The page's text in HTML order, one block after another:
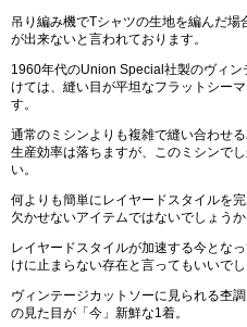
吊り編み機でTシャツの生地を編んだ
が出来ないと言われております。
1960年代のUnion Special社製のヴィ
けては、縫い目が平坦なフラットシー
す。
通常のミシンよりも複雑で縫い合わせ
生産効率は落ちますが、このミシンで
い。
何よりも簡単にレイヤードスタイルを
欠かせないアイテムではないでしょうか
レイヤードスタイルが加速する今とな
けに止まらない存在と言ってもいいでし
ヴィンテージカットソーに見られる杢
の見た目が「今」新鮮な1着。